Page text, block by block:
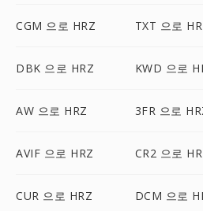
CGM 으로 HRZ TXT 으로
DBK 으로 HRZ KWD 으로
AW 으로 HRZ 3FR 으로
AVIF 으로 HRZ CR2 으로
CUR 으로 HRZ DCM 으로